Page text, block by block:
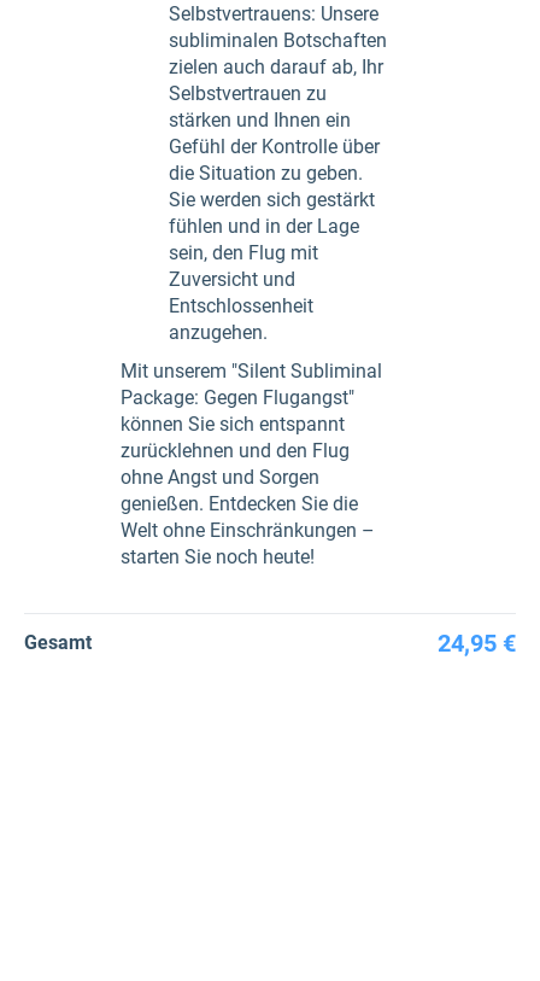
Selbstvertrauens: Unsere
subliminalen Botschaften
zielen auch darauf ab, Ihr
Selbstvertrauen zu
stärken und Ihnen ein
Gefühl der Kontrolle über
die Situation zu geben.
Sie werden sich gestärkt
fühlen und in der Lage
sein, den Flug mit
Zuversicht und
Entschlossenheit
anzugehen.
Mit unserem "Silent Subliminal
Package: Gegen Flugangst"
können Sie sich entspannt
zurücklehnen und den Flug
ohne Angst und Sorgen
genießen. Entdecken Sie die
Welt ohne Einschränkungen –
starten Sie noch heute!
Gesamt 24,95 €